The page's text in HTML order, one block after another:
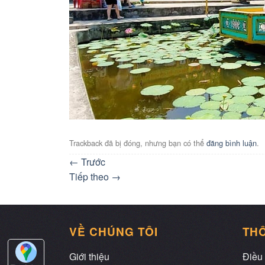
Trackback đã bị đóng, nhưng bạn có thể đăng bình luận.
← Trước
Tiếp theo →
VỀ CHÚNG TÔI
Giới thiệu Điều